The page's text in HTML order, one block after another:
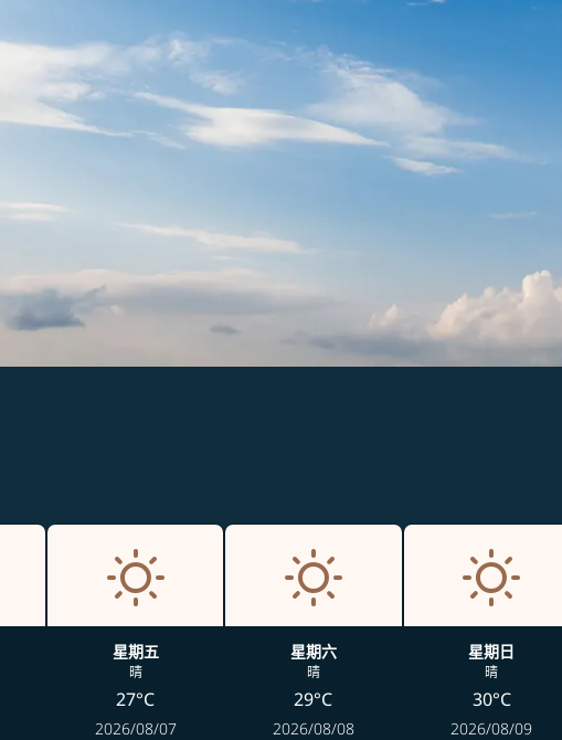
星期五
晴
27°C
2026/08/07
星期六
晴
29°C
2026/08/08
星期日
晴
30°C
2026/08/09